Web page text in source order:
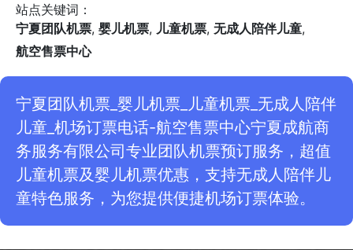
站点关键词：
宁夏团队机票, 婴儿机票, 儿童机票, 无成人陪伴儿童,
航空售票中心
宁夏团队机票_婴儿机票_儿童机票_无成人陪伴
儿童_机场订票电话-航空售票中心宁夏成航商
务服务有限公司专业团队机票预订服务，超值
儿童机票及婴儿机票优惠，支持无成人陪伴儿
童特色服务，为您提供便捷机场订票体验。